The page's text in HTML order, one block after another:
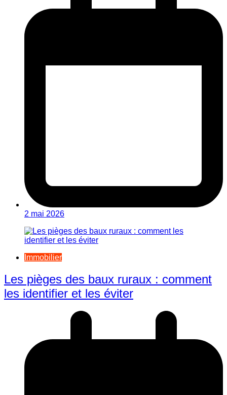
2 mai 2026
Immobilier
Les pièges des baux ruraux : comment
les identifier et les éviter